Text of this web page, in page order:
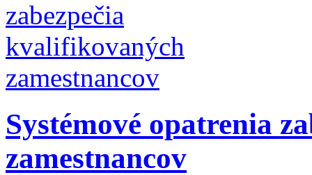
Systémové opatrenia
zamestnancov